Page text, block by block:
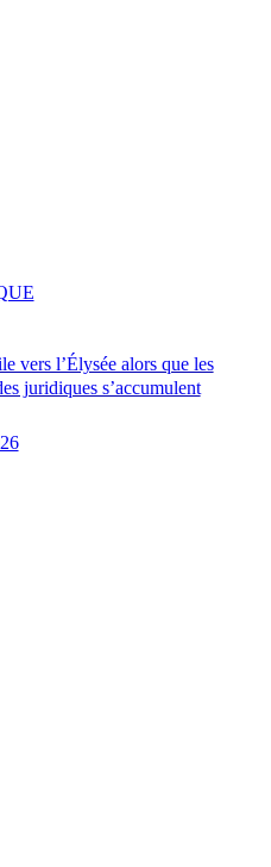
vers l’Élysée alors que les
juridiques s’accumulent